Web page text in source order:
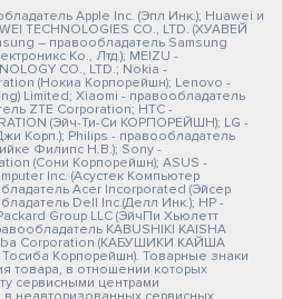
Apple Inc. (Эпл Инк.); Huawei и
TECHNOLOGIES CO., LTD. (ХУАВЕЙ
– правообладатель Samsung
Ко., Лтд.); MEIZU -
CO., LTD.; Nokia -
(Нокиа Корпорейшн); Lenovo -
Limited; Xiaomi - правообладатель
ZTE Corporation; HTC -
(Эйч-Ти-Си КОРПОРЕЙШН); LG -
Корп.); Philips - правообладатель
Филипс Н.В.); Sony -
(Сони Корпорейшн); ASUS -
Inc. (Асустек Компьютер
Acer Incorporated (Эйсер
Dell Inc.(Делл Инк.); HP -
Group LLC (ЭйчПи Хьюлетт
KABUSHIKI KAISHA
Corporation (КАБУШИКИ КАЙША
Корпорейшн). Товарные знаки
товара, в отношении которых
сервисными центрами